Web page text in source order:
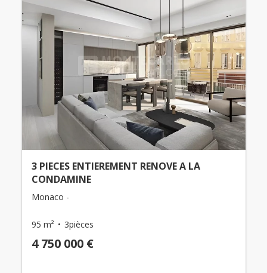
3 PIECES ENTIEREMENT RENOVE A LA
CONDAMINE
Monaco -
95 m² 3pièces
4 750 000 €